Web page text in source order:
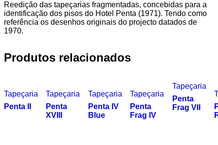
Reedição das tapeçarias fragmentadas, concebidas para a
identificação dos pisos do Hotel Penta (1971). Tendo como
referência os desenhos originais do projecto datados de
1970.
Produtos relacionados
Tapeçaria
Penta II
Tapeçaria
Penta
XVIII
Tapeçaria
Penta IV
Blue
Tapeçaria
Penta
Frag IV
Tapeçaria
Penta
Frag VII